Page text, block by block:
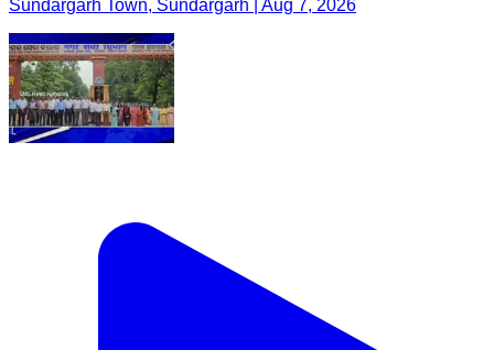
Sundargarh Town, Sundargarh | Aug 7, 2026